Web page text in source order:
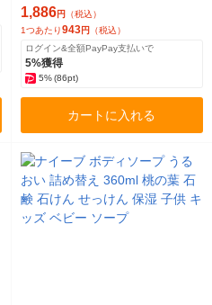
2個 クラシエ 【液体タイプ】
1,886円
（税込）
1つあたり943円
（税込）
ログイン&全額PayPay支払いで
5%獲得
5% (86pt)
カートに入れる